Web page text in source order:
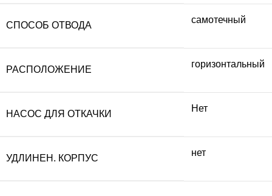
СПОСОБ ОТВОДА
самотечный
РАСПОЛОЖЕНИЕ
горизонтальный
НАСОС ДЛЯ ОТКАЧКИ
Нет
УДЛИНЕН. КОРПУС
нет